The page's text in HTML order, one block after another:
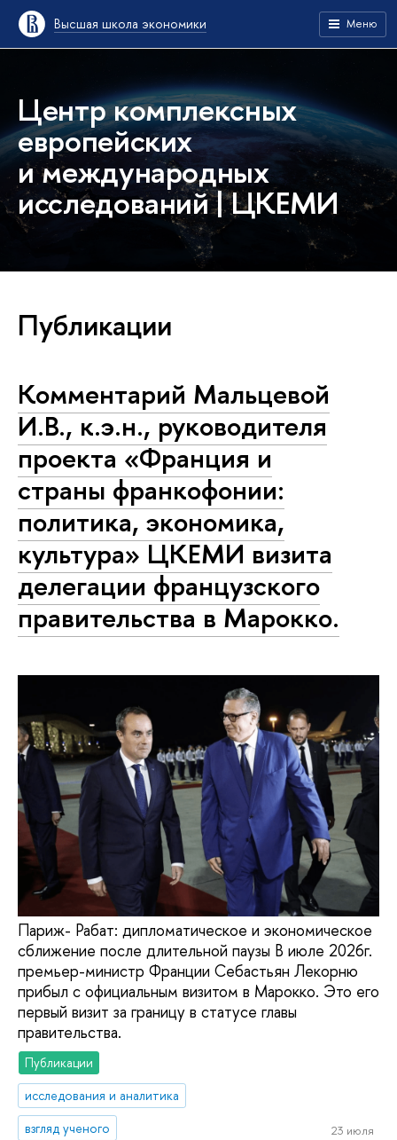
Высшая школа экономики Меню
Центр комплексных
европейских
и международных
исследований | ЦКЕМИ
Публикации
Комментарий Мальцевой
И.В., к.э.н., руководителя
проекта «Франция и
страны франкофонии:
политика, экономика,
культура» ЦКЕМИ визита
делегации французского
правительства в Марокко.
Париж- Рабат: дипломатическое и экономическое
сближение после длительной паузы В июле 2026г.
премьер-министр Франции Себастьян Лекорню
прибыл с официальным визитом в Марокко. Это его
первый визит за границу в статусе главы
правительства.
Публикации
исследования и аналитика
взгляд ученого
23 июля